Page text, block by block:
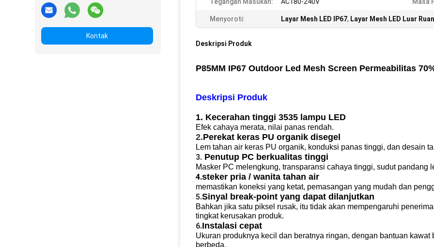
Kontak
Menyoroti: Layar Mesh LED IP67, Layar Mesh LED Luar
Deskripsi Produk
P85MM IP67 Outdoor Led Mesh Screen Permeabilitas
Deskripsi Produk
1. Kecerahan tinggi 3535 lampu LED
Efek cahaya merata, nilai panas rendah.
2.Perekat keras PU organik disegel
Lem tahan air keras PU organik, konduksi panas tinggi, dan desain
3. Penutup PC berkualitas tinggi
Masker PC melengkung, transparansi cahaya tinggi, sudut pandang
4.steker pria / wanita tahan air
memastikan koneksi yang ketat, pemasangan yang mudah dan
5.Sinyal break-point yang dapat dilanjutkan
Bahkan jika satu piksel rusak, itu tidak akan mempengaruhi
tingkat kerusakan produk.
6.Instalasi cepat
Ukuran produknya kecil dan beratnya ringan, dengan bantuan
berbeda.